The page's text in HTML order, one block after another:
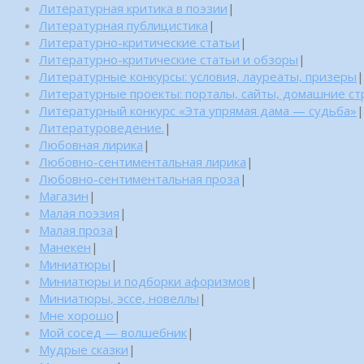
Литературная критика в поэзии |
Литературная публицистика |
Литературно-критические статьи |
Литературно-критические статьи и обзоры |
Литературные конкурсы: условия, лауреаты, призеры |
Литературные проекты: порталы, сайты, домашние
Литературный конкурс «Эта упрямая дама — судьба» |
Литературоведение. |
Любовная лирика |
Любовно-сентиментальная лирика |
Любовно-сентиментальная проза |
Магазин |
Малая поэзия |
Малая проза |
Манекен |
Миниатюры |
Миниатюры и подборки афоризмов |
Миниатюры, эссе, новеллы |
Мне хорошо |
Мой сосед — волшебник|
Мудрые сказки |